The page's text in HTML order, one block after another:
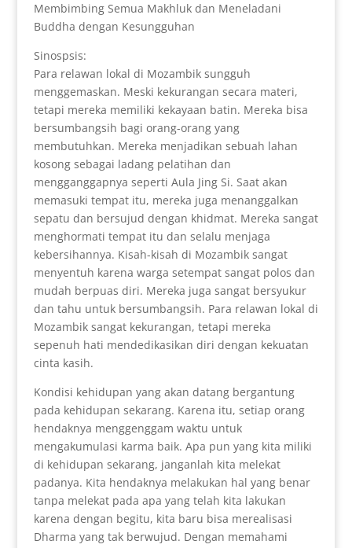
Membimbing Semua Makhluk dan Meneladani
Buddha dengan Kesungguhan
Sinospsis:
Para relawan lokal di Mozambik sungguh
menggemaskan. Meski kekurangan secara materi,
tetapi mereka memiliki kekayaan batin. Mereka bisa
bersumbangsih bagi orang-orang yang
membutuhkan. Mereka menjadikan sebuah lahan
kosong sebagai ladang pelatihan dan
mengganggapnya seperti Aula Jing Si. Saat akan
memasuki tempat itu, mereka juga menanggalkan
sepatu dan bersujud dengan khidmat. Mereka sangat
menghormati tempat itu dan selalu menjaga
kebersihannya. Kisah-kisah di Mozambik sangat
menyentuh karena warga setempat sangat polos dan
mudah berpuas diri. Mereka juga sangat bersyukur
dan tahu untuk bersumbangsih. Para relawan lokal di
Mozambik sangat kekurangan, tetapi mereka
sepenuh hati mendedikasikan diri dengan kekuatan
cinta kasih.
Kondisi kehidupan yang akan datang bergantung
pada kehidupan sekarang. Karena itu, setiap orang
hendaknya menggenggam waktu untuk
mengakumulasi karma baik. Apa pun yang kita miliki
di kehidupan sekarang, janganlah kita melekat
padanya. Kita hendaknya melakukan hal yang benar
tanpa melekat pada apa yang telah kita lakukan
karena dengan begitu, kita baru bisa merealisasi
Dharma yang tak berwujud. Dengan memahami